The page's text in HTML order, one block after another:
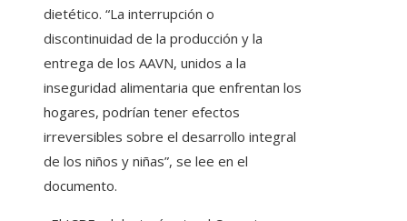
dietético. “La interrupción o
discontinuidad de la producción y la
entrega de los AAVN, unidos a la
inseguridad alimentaria que enfrentan los
hogares, podrían tener efectos
irreversibles sobre el desarrollo integral
de los niños y niñas”, se lee en el
documento.